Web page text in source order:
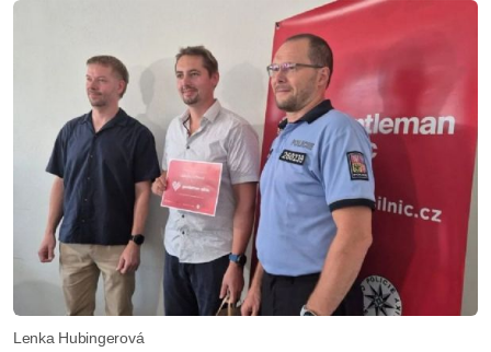
Lenka Hubingerová